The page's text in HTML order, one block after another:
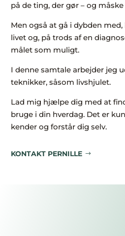
på de ting, der gør – og
Men også at gå i dybden
livet og, på trods af en
målet som muligt.
I denne samtale arbejder jeg
teknikker, såsom livshjulet.
Lad mig hjælpe dig med at
bruge i din hverdag. Det er
kender og forstår dig selv.
KONTAKT PERNILLE